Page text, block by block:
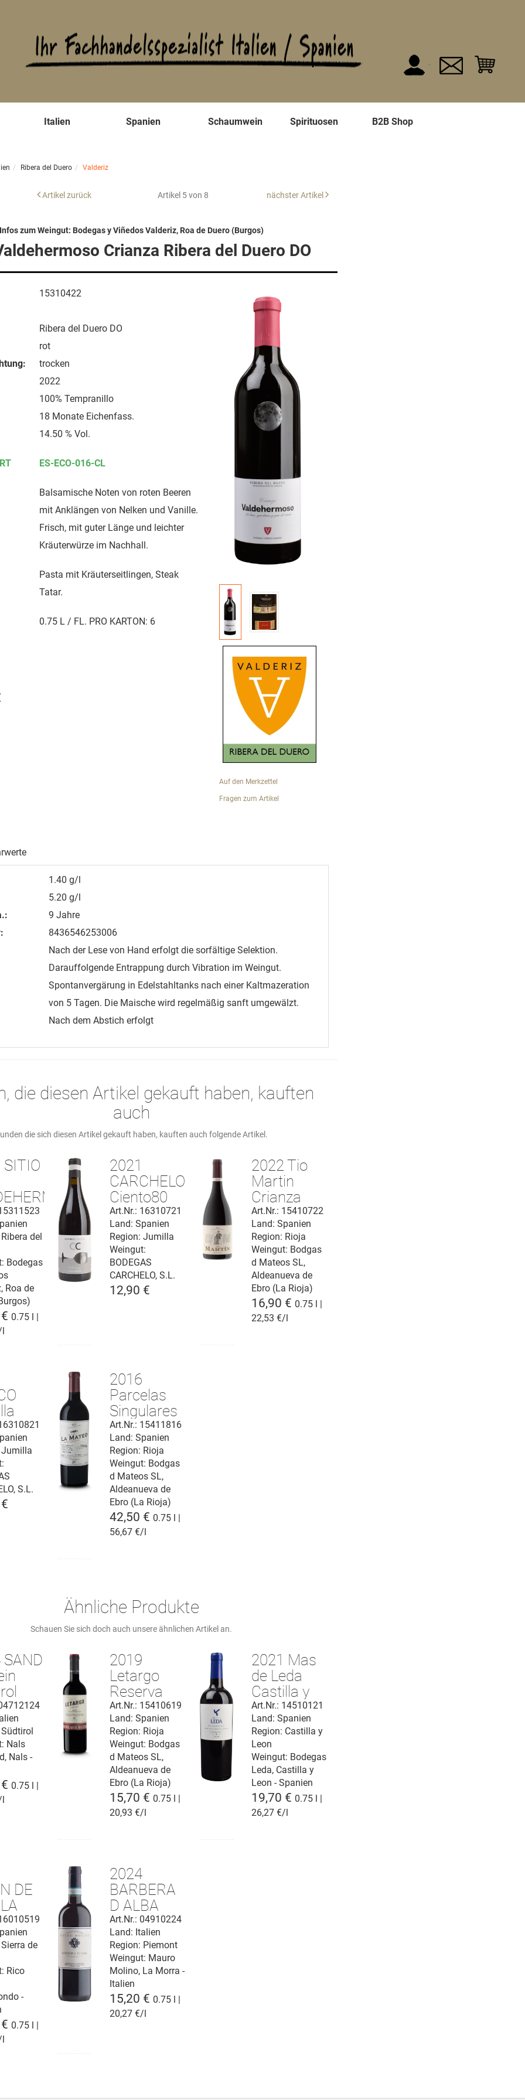
Italien Spanien Schaumwein Spirituosen B2B Shop
Ribera del Duero Valderiz
Artikel zurück Artikel 5 von 8 nächster Artikel
Infos zum Weingut: Bodegas y Viñedos Valderiz, Roa de Duero (Burgos)
Crianza Ribera del Duero DO
15310422
Ribera del Duero DO
rot
trocken
2022
100% Tempranillo
18 Monate Eichenfass.
14.50 % Vol.
ES-ECO-016-CL
Balsamische Noten von roten Beeren
mit Anklängen von Nelken und Vanille.
Frisch, mit guter Länge und leichter
Kräuterwürze im Nachhall.
Pasta mit Kräuterseitlingen, Steak
Tatar.
0.75 L / FL. PRO KARTON: 6
Auf den Merkzettel
Fragen zum Artikel
1.40 g/l
5.20 g/l
9 Jahre
8436546253006
Nach der Lese von Hand erfolgt die sorfältige Selektion.
Darauffolgende Entrappung durch Vibration im Weingut.
Spontanvergärung in Edelstahltanks nach einer Kaltmazeration
von 5 Tagen. Die Maische wird regelmäßig sanft umgewälzt.
Nach dem Abstich erfolgt
die diesen Artikel gekauft haben, kauften
auch
die sich diesen Artikel gekauft haben, kauften auch folgende Artikel.
del
DO
Bodegas
Roa de
del
0.75 l |
l
2021
CARCHELO
Ciento80
Jumilla
DOP
Art.Nr.: 16310721
Weingut:
BODEGAS
CARCHELO, S.L.
Land: Spanien
Region: Jumilla
12,90 €
2022 Tio
Martin
Crianza
Rioja DOCa
Art.Nr.: 15410722
Land: Spanien
Region: Rioja
Weingut: Bodgas
d Mateos SL,
Aldeanueva de
Ebro (La Rioja)
16,90 € 0.75 l |
22,53 €/l
S.L.
Jumilla
2016
Parcelas
Singulares
Colecciòn
de Familia
Rioja DOCa
Art.Nr.: 15411816
Region: Rioja
Weingut: Bodgas
d Mateos SL,
Aldeanueva de
Ebro (La Rioja)
Land: Spanien
42,50 € 0.75 l |
56,67 €/l
Ähnliche Produkte
Schauen Sie sich doch auch unsere ähnlichen Artikel an.
Nals
Nals -
0.75 l |
l
2019
Letargo
Reserva
Rioja DOCa
Art.Nr.: 15410619
Weingut: Bodgas
d Mateos SL,
Aldeanueva de
Ebro (La Rioja)
Land: Spanien
Region: Rioja
15,70 € 0.75 l |
20,93 €/l
2021 Mas
de Leda
Castilla y
Leon
Art.Nr.: 14510121
Weingut: Bodegas
Leda, Castilla y
Leon - Spanien
Land: Spanien
Region: Castilla y
Leon
19,70 € 0.75 l |
26,27 €/l
DE
del
Rico
-
de
0.75 l |
l
2024
BARBERA
D ALBA
D.O.P.
Art.Nr.: 04910224
Region: Piemont
Weingut: Mauro
Molino, La Morra -
Italien
Land: Italien
15,20 € 0.75 l |
20,27 €/l